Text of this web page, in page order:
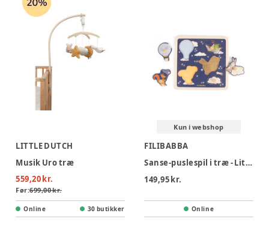
LITTLE DUTCH
Musik Uro træ
559,20 kr.
Før:699,00 kr.
Online 30 butikker
Kun i webshop
FILIBABBA
Sanse-puslespil i træ - Little Adventurers
149,95 kr.
Online